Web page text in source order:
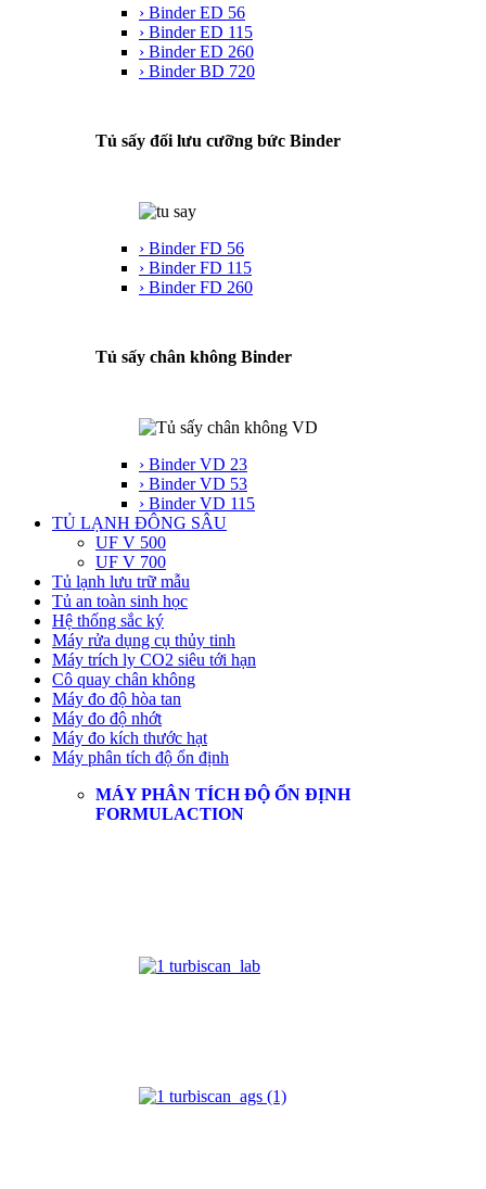
› Binder ED 56
› Binder ED 115
› Binder ED 260
› Binder BD 720
Tủ sấy đối lưu cưỡng bức Binder
› Binder FD 56
› Binder FD 115
› Binder FD 260
Tủ sấy chân không Binder
› Binder VD 23
› Binder VD 53
› Binder VD 115
TỦ LẠNH ĐÔNG SÂU
UF V 500
UF V 700
Tủ lạnh lưu trữ mẫu
Tủ an toàn sinh học
Hệ thống sắc ký
Máy rửa dụng cụ thủy tinh
Máy trích ly CO2 siêu tới hạn
Cô quay chân không
Máy đo độ hòa tan
Máy đo độ nhớt
Máy đo kích thước hạt
Máy phân tích độ ổn định
MÁY PHÂN TÍCH ĐỘ ỔN ĐỊNH
FORMULACTION